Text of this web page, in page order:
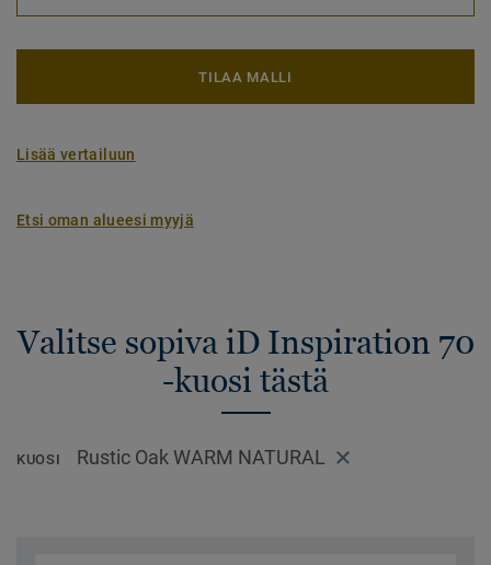
TILAA MALLI
Lisää vertailuun
Etsi oman alueesi myyjä
Valitse sopiva iD Inspiration 70
-kuosi tästä
KUOSI Rustic Oak WARM NATURAL